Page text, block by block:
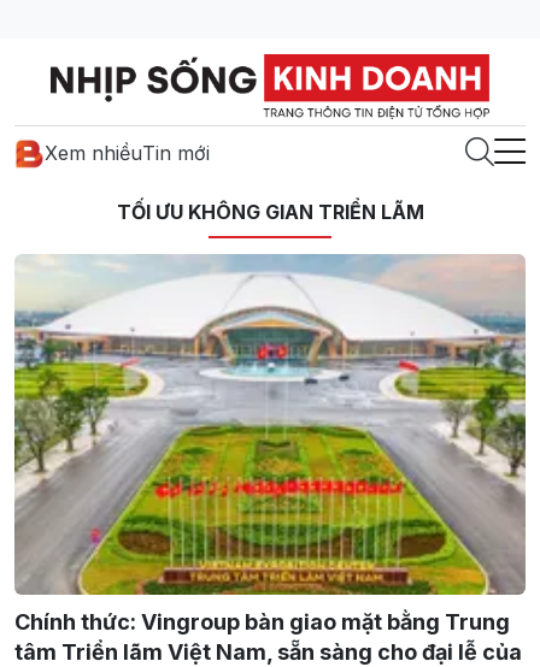
Xem nhiềuTin mới
TỐI ƯU KHÔNG GIAN TRIỂN LÃM
Chính thức: Vingroup bàn giao mặt bằng Trung
tâm Triển lãm Việt Nam, sẵn sàng cho đại lễ của